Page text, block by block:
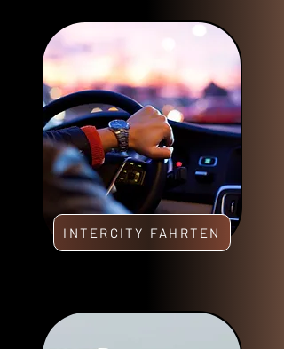
INTERCITY FAHRTEN